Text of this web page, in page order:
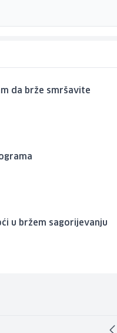
da brže smršavite
u bržem sagorijevanju